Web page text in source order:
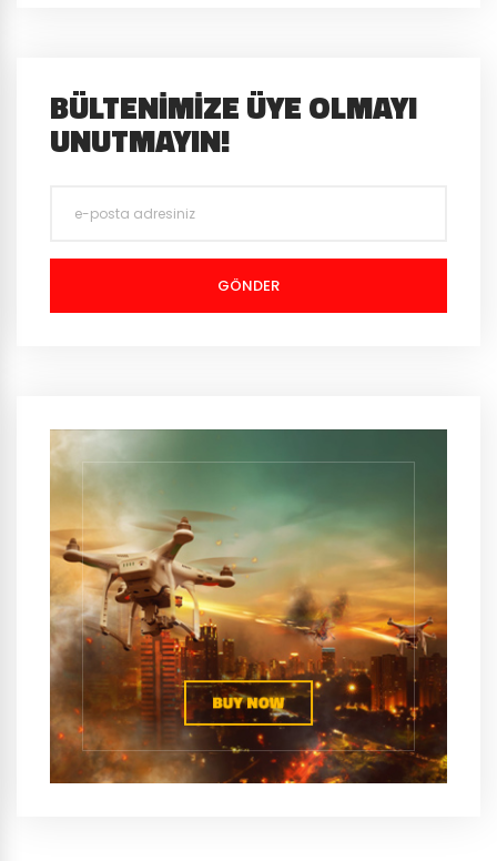
BÜLTENIMIZE ÜYE OLMAYI
UNUTMAYIN!